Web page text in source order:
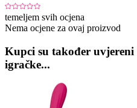
temeljem svih ocjena
Nema ocjene za ovaj proizvod
Kupci su također uvjereni
igračke...